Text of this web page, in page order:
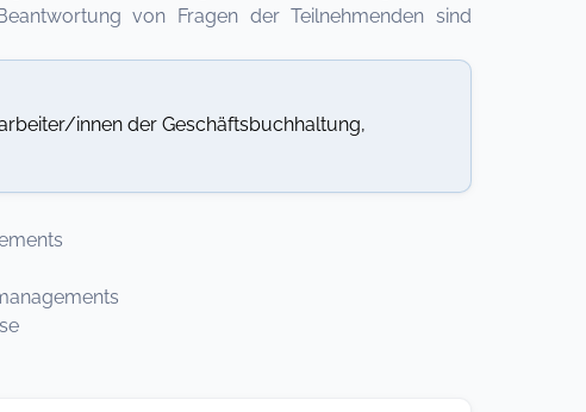
von Fragen der Teilnehmenden sind
innen der Geschäftsbuchhaltung,